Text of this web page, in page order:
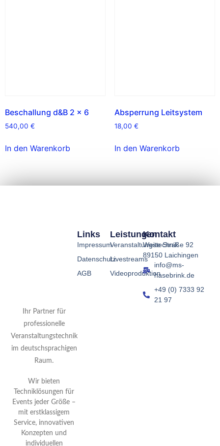
Beschallung d&B 2 x 6
540,00 €
In den Warenkorb
Absperrung Leitsystem
18,00 €
In den Warenkorb
Ihr Partner für
professionelle
Veranstaltungstechnik
im deutschsprachigen
Raum.
Wir bieten
Techniklösungen für
Events jeder Größe –
mit erstklassigem
Service, innovativen
Konzepten und
individuellen
Leistungen
Veranstaltungstechnik
Livestreams
Videoproduktion
Links
Impressum
Datenschutz
AGB
Kontakt
Weite Straße 92
89150 Laichingen
info@ms-
hasebrink.de
+49 (0) 7333 92
21 97